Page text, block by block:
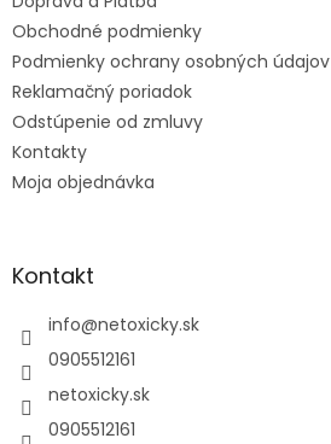
eObchodné podmienky
Podmienky ochrany osobných údajov
Reklamačný poriadok
Odstúpenie od zmluvy
Kontakty
Moja objednávka
Kontakt
info@netoxicky.sk
0905512161
netoxicky.sk
0905512161